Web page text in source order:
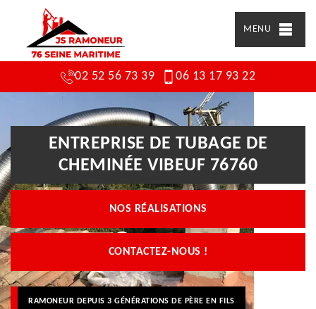
MENU
02 52 56 73 39 06 13 17 93 22
ENTREPRISE DE TUBAGE DE
CHEMINÉE VIBEUF 76760
NOS RÉALISATIONS
CONTACTEZ-NOUS !
RAMONEUR DEPUIS 3 GÉNÉRATIONS DE PÈRE EN FILS